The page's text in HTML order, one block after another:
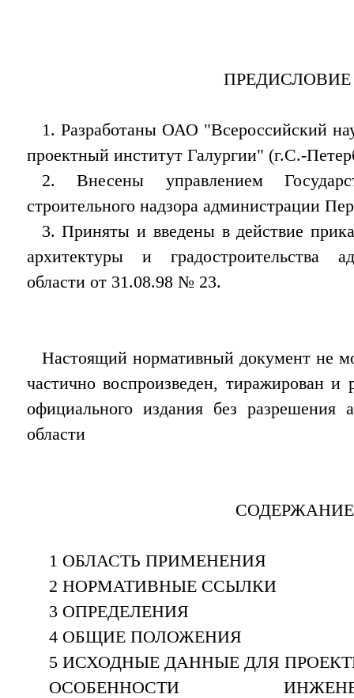
ПРЕДИСЛОВИЕ
1. Разработаны ОАО "Всероссийский
проектный институт Галургии" (г.С.-
2. Внесены управлением
строительного надзора администрации
3. Приняты и введены в действие
архитектуры и градостроительства
области от 31.08.98 № 23.
Настоящий нормативный документ не
частично воспроизведен, тиражирован и
официального издания без разрешения
области
СОДЕРЖАНИЕ
1 ОБЛАСТЬ ПРИМЕНЕНИЯ
2 НОРМАТИВНЫЕ ССЫЛКИ
3 ОПРЕДЕЛЕНИЯ
4 ОБЩИЕ ПОЛОЖЕНИЯ
5 ИСХОДНЫЕ ДАННЫЕ ДЛЯ
ОСОБЕННОСТИ